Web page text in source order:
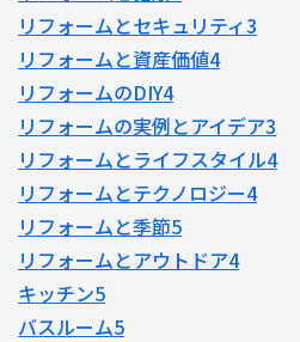
リフォームとセキュリティ3
リフォームと資産価値4
リフォームのDIY4
リフォームの実例とアイデア3
リフォームとライフスタイル4
リフォームとテクノロジー4
リフォームと季節5
リフォームとアウトドア4
キッチン5
バスルーム5